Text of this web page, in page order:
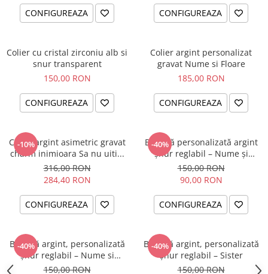
CONFIGUREAZA CONFIGUREAZA
Colier cu cristal zirconiu alb si
snur transparent
150,00 RON
CONFIGUREAZA
Colier argint personalizat
gravat Nume si Floare
185,00 RON
CONFIGUREAZA
-10%
Colier argint asimetric gravat
charm inimioara Sa nu uiti...
316,00 RON
284,40 RON
CONFIGUREAZA
-40%
Brățară personalizată argint
șnur reglabil – Nume și
Simbol Bebeluș
150,00 RON
90,00 RON
CONFIGUREAZA
-40%
Brățară argint, personalizată
șnur reglabil – Nume si
Fluturas
150,00 RON
-40%
Brățară argint, personalizată
șnur reglabil – Sister
150,00 RON